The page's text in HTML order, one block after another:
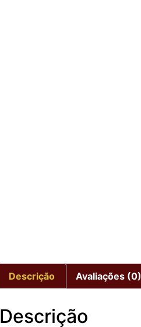
Descrição Avaliações (0)
Descrição